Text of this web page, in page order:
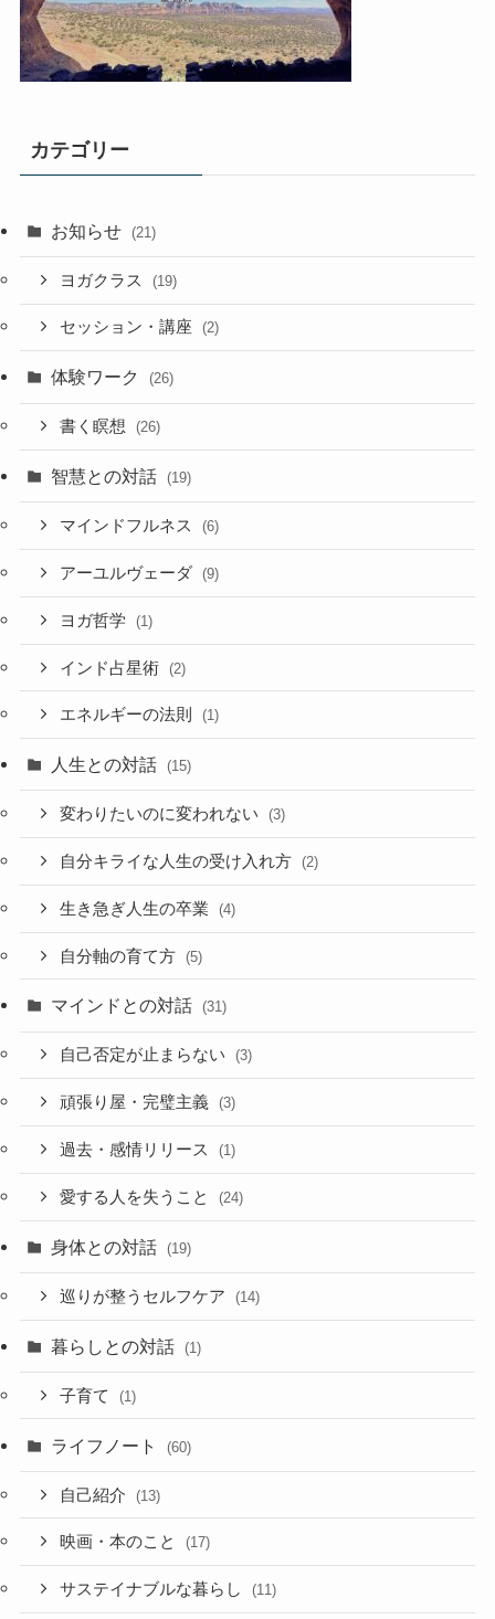
カテゴリー
お知らせ (21)
ヨガクラス (19)
セッション・講座 (2)
体験ワーク (26)
書く瞑想 (26)
智慧との対話 (19)
マインドフルネス (6)
アーユルヴェーダ (9)
ヨガ哲学 (1)
インド占星術 (2)
エネルギーの法則 (1)
人生との対話 (15)
変わりたいのに変われない (3)
自分キライな人生の受け入れ方 (2)
生き急ぎ人生の卒業 (4)
自分軸の育て方 (5)
マインドとの対話 (31)
自己否定が止まらない (3)
頑張り屋・完璧主義 (3)
過去・感情リリース (1)
愛する人を失うこと (24)
身体との対話 (19)
巡りが整うセルフケア (14)
暮らしとの対話 (1)
子育て (1)
ライフノート (60)
自己紹介 (13)
映画・本のこと (17)
サステイナブルな暮らし (11)